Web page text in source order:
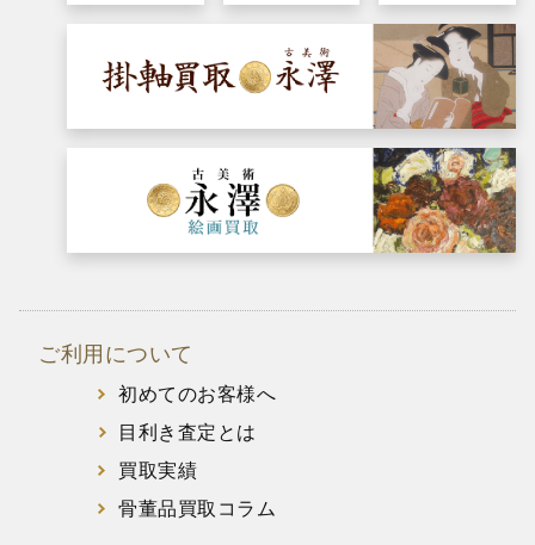
ご利用について
初めてのお客様へ
目利き査定とは
買取実績
骨董品買取コラム